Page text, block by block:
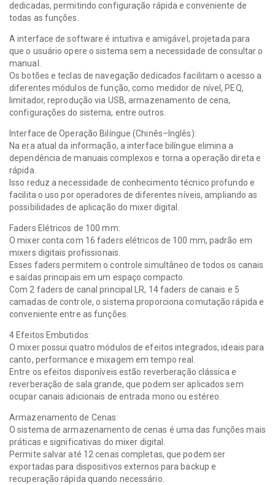
dedicadas, permitindo configuração rápida e conveniente de
todas as funções.
A interface de software é intuitiva e amigável, projetada para
que o usuário opere o sistema sem a necessidade de consultar o
manual.
Os botões e teclas de navegação dedicados facilitam o acesso a
diferentes módulos de função, como medidor de nível, PEQ,
limitador, reprodução via USB, armazenamento de cena,
configurações do sistema, entre outros.
Interface de Operação Bilíngue (Chinês–Inglês):
Na era atual da informação, a interface bilíngue elimina a
dependência de manuais complexos e torna a operação direta e
rápida.
Isso reduz a necessidade de conhecimento técnico profundo e
facilita o uso por operadores de diferentes níveis, ampliando as
possibilidades de aplicação do mixer digital.
Faders Elétricos de 100 mm:
O mixer conta com 16 faders elétricos de 100 mm, padrão em
mixers digitais profissionais.
Esses faders permitem o controle simultâneo de todos os canais
e saídas principais em um espaço compacto.
Com 2 faders de canal principal LR, 14 faders de canais e 5
camadas de controle, o sistema proporciona comutação rápida e
conveniente entre as funções.
4 Efeitos Embutidos:
O mixer possui quatro módulos de efeitos integrados, ideais para
canto, performance e mixagem em tempo real.
Entre os efeitos disponíveis estão reverberação clássica e
reverberação de sala grande, que podem ser aplicados sem
ocupar canais adicionais de entrada mono ou estéreo.
Armazenamento de Cenas:
O sistema de armazenamento de cenas é uma das funções mais
práticas e significativas do mixer digital.
Permite salvar até 12 cenas completas, que podem ser
exportadas para dispositivos externos para backup e
recuperação rápida quando necessário.